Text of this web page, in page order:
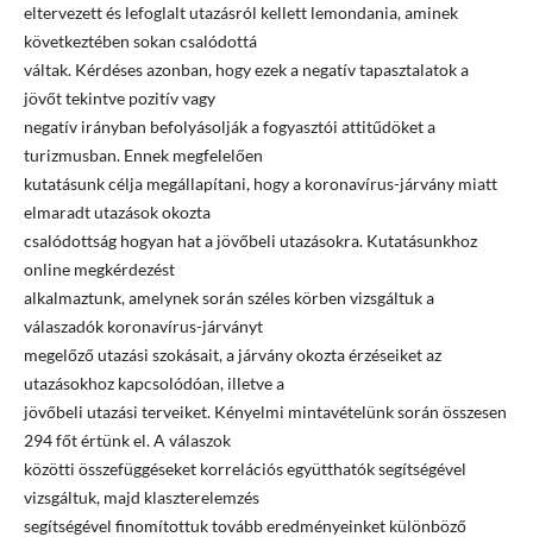
eltervezett és lefoglalt utazásról kellett lemondania, aminek
következtében sokan csalódottá
váltak. Kérdéses azonban, hogy ezek a negatív tapasztalatok a
jövőt tekintve pozitív vagy
negatív irányban befolyásolják a fogyasztói attitűdöket a
turizmusban. Ennek megfelelően
kutatásunk célja megállapítani, hogy a koronavírus-járvány miatt
elmaradt utazások okozta
csalódottság hogyan hat a jövőbeli utazásokra. Kutatásunkhoz
online megkérdezést
alkalmaztunk, amelynek során széles körben vizsgáltuk a
válaszadók koronavírus-járványt
megelőző utazási szokásait, a járvány okozta érzéseiket az
utazásokhoz kapcsolódóan, illetve a
jövőbeli utazási terveiket. Kényelmi mintavételünk során összesen
294 főt értünk el. A válaszok
közötti összefüggéseket korrelációs együtthatók segítségével
vizsgáltuk, majd klaszterelemzés
segítségével finomítottuk tovább eredményeinket különböző